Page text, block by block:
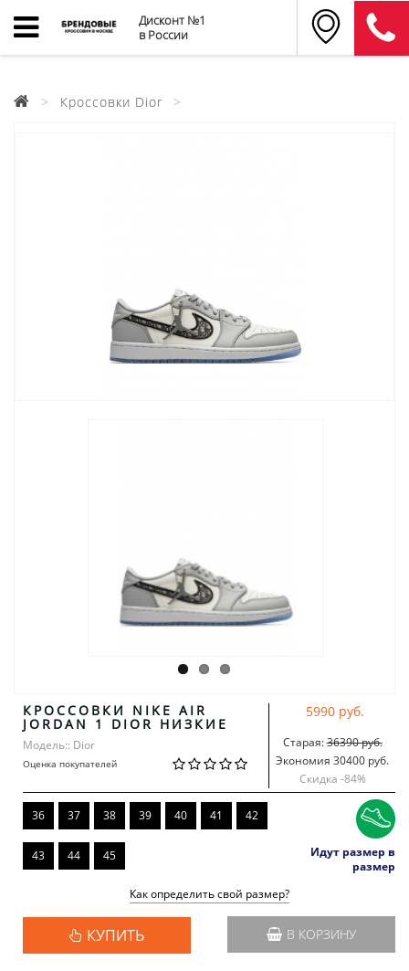
Дисконт №1
в России
Кроссовки Dior
КРОССОВКИ NIKE AIR
JORDAN 1 DIOR НИЗКИЕ
Модель:: Dior
Оценка покупателей
5990 руб.
Старая:36390 руб.
Экономия 30400 руб.
Скидка -84%
36 37 38 39 40 41 42
43 44 45
Идут размер в
размер
Как определить свой размер?
КУПИТЬ В КОРЗИНУ